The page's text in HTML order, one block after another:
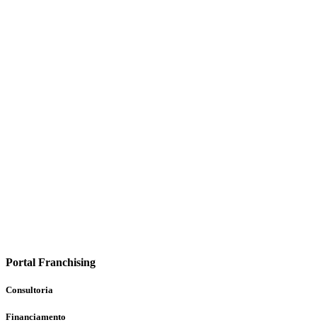
Portal Franchising
Consultoria
Financiamento